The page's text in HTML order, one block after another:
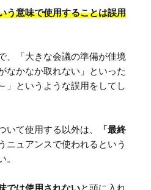
う意味で使用することは誤用
、「大きな会議の準備が佳境
なかなか取れない」といった
」というような誤用をしてし
て使用する以外は、
「最終
ニュアンスで使われるという